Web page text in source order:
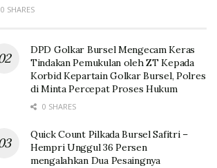
0 SHARES
DPD Golkar Bursel Mengecam Keras
Tindakan Pemukulan oleh ZT Kepada
Korbid Kepartain Golkar Bursel, Polres
di Minta Percepat Proses Hukum
0 SHARES
Quick Count Pilkada Bursel Safitri –
Hempri Unggul 36 Persen
mengalahkan Dua Pesaingnya